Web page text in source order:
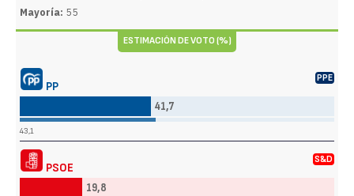
Mayoría: 55
ESTIMACIÓN DE VOTO (%)
PP
PPE
41,7
43,1
PSOE
S&D
19,8